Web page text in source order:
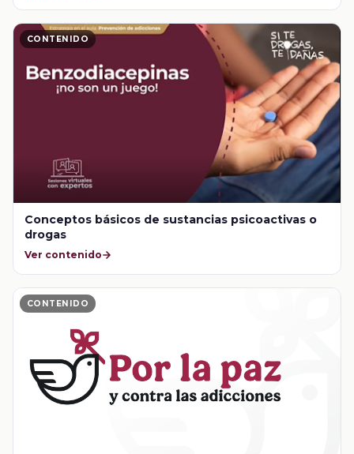
CONTENIDO
Conceptos básicos de sustancias psicoactivas o
drogas
Ver contenido
CONTENIDO